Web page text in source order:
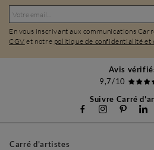
En vous inscrivant aux communications
CGV et notre politique de confidentialité et
Avis
9,7/10
Suivre Carré
Carré d'artistes